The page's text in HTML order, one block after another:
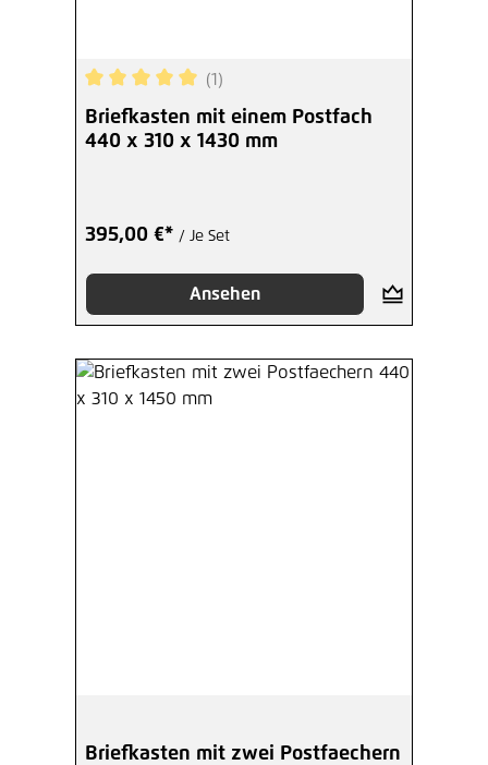
Durchschnittliche Bewertung von 5 von 5
(1)
Briefkasten mit einem Postfach
440 x 310 x 1430 mm
395,00 €* / Je Set
Ansehen
Briefkasten mit zwei Postfaechern